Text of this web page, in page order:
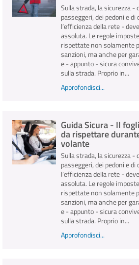
Sulla strada, la sicurezza -
passeggeri, dei pedoni e
l’efficienza della rete -
assoluta. Le regole
rispettate non solamente
sanzioni, ma anche per
e - appunto - sicura
sulla strada. Proprio in...
Approfondisci...
Guida Sicura - Il
da rispettare
volante
Sulla strada, la sicurezza -
passeggeri, dei pedoni e
l’efficienza della rete -
assoluta. Le regole
rispettate non solamente
sanzioni, ma anche per
e - appunto - sicura
sulla strada. Proprio in...
Approfondisci...